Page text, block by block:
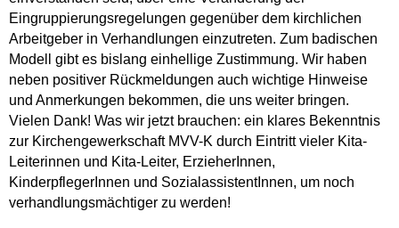
Eingruppierungsregelungen gegenüber dem kirchlichen
Arbeitgeber in Verhandlungen einzutreten. Zum badischen
Modell gibt es bislang einhellige Zustimmung. Wir haben
neben positiver Rückmeldungen auch wichtige Hinweise
und Anmerkungen bekommen, die uns weiter bringen.
Vielen Dank! Was wir jetzt brauchen: ein klares Bekenntnis
zur Kirchengewerkschaft MVV-K durch Eintritt vieler Kita-
Leiterinnen und Kita-Leiter, ErzieherInnen,
KinderpflegerInnen und SozialassistentInnen, um noch
verhandlungsmächtiger zu werden!